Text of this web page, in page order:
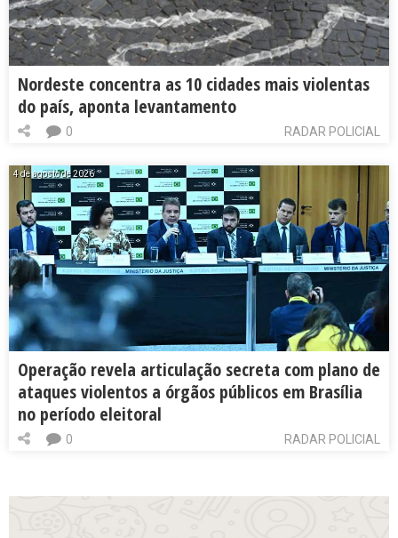
Nordeste concentra as 10 cidades mais violentas
do país, aponta levantamento
RADAR POLICIAL
0
4 de agosto de 2026
Operação revela articulação secreta com plano de
ataques violentos a órgãos públicos em Brasília
no período eleitoral
RADAR POLICIAL
0